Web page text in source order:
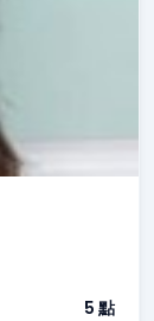
5 點